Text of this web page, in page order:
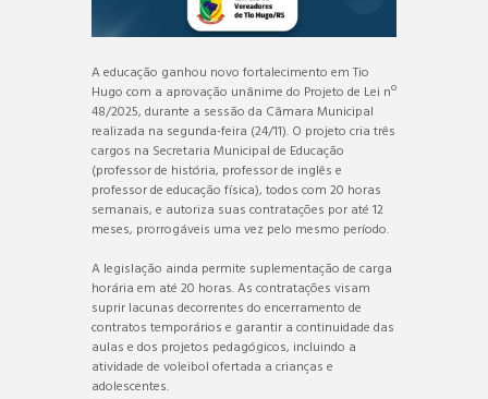
A educação ganhou novo fortalecimento em Tio
Hugo com a aprovação unânime do Projeto de Lei nº
48/2025, durante a sessão da Câmara Municipal
realizada na segunda-feira (24/11). O projeto cria três
cargos na Secretaria Municipal de Educação
(professor de história, professor de inglês e
professor de educação física), todos com 20 horas
semanais, e autoriza suas contratações por até 12
meses, prorrogáveis uma vez pelo mesmo período.
A legislação ainda permite suplementação de carga
horária em até 20 horas. As contratações visam
suprir lacunas decorrentes do encerramento de
contratos temporários e garantir a continuidade das
aulas e dos projetos pedagógicos, incluindo a
atividade de voleibol ofertada a crianças e
adolescentes.